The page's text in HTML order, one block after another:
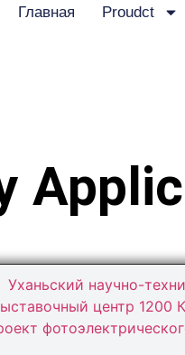
Главная Proudct